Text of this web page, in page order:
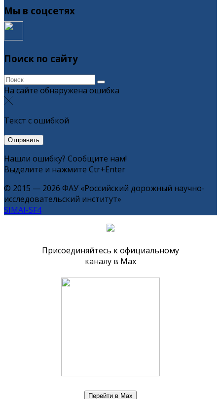
Мы в соцсетях
Поиск по сайту
На сайте обнаружена ошибка
Текст с ошибкой
Нашли ошибку? Сообщите нам!
Выделите и нажмите Ctr+Enter
© 2015 — 2026 ФАУ «Российский дорожный научно-
исследовательский институт»
SIMAI-SF4
Присоединяйтесь к официальному
каналу в Max
Перейти в Max